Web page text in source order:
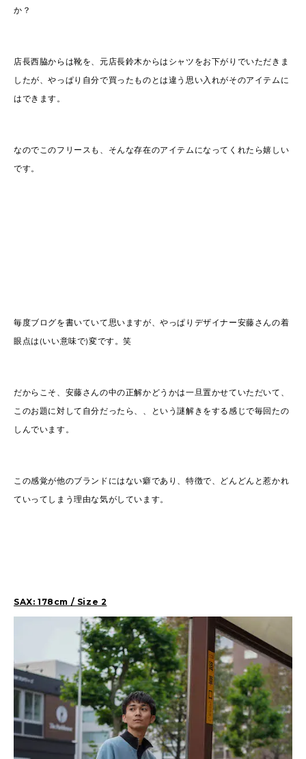
か？
店長西脇からは靴を、元店長鈴木からはシャツをお下がりでいただきま
したが、やっぱり自分で買ったものとは違う思い入れがそのアイテムに
はできます。
なのでこのフリースも、そんな存在のアイテムになってくれたら嬉しい
です。
毎度ブログを書いていて思いますが、やっぱりデザイナー安藤さんの着
眼点は(いい意味で)変です。笑
だからこそ、安藤さんの中の正解かどうかは一旦置かせていただいて、
このお題に対して自分だったら、、という謎解きをする感じで毎回たの
しんでいます。
この感覚が他のブランドにはない癖であり、特徴で、どんどんと惹かれ
ていってしまう理由な気がしています。
SAX: 178cm / Size 2